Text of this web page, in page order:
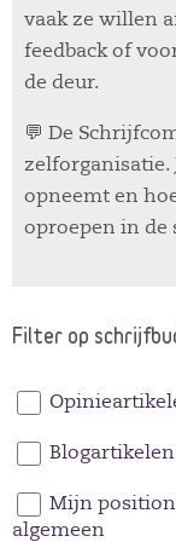
vaak ze willen
feedback of
de deur.
💬 De
zelforganisatie.
opneemt en
oproepen in
Filter op
Mijn
algemeen